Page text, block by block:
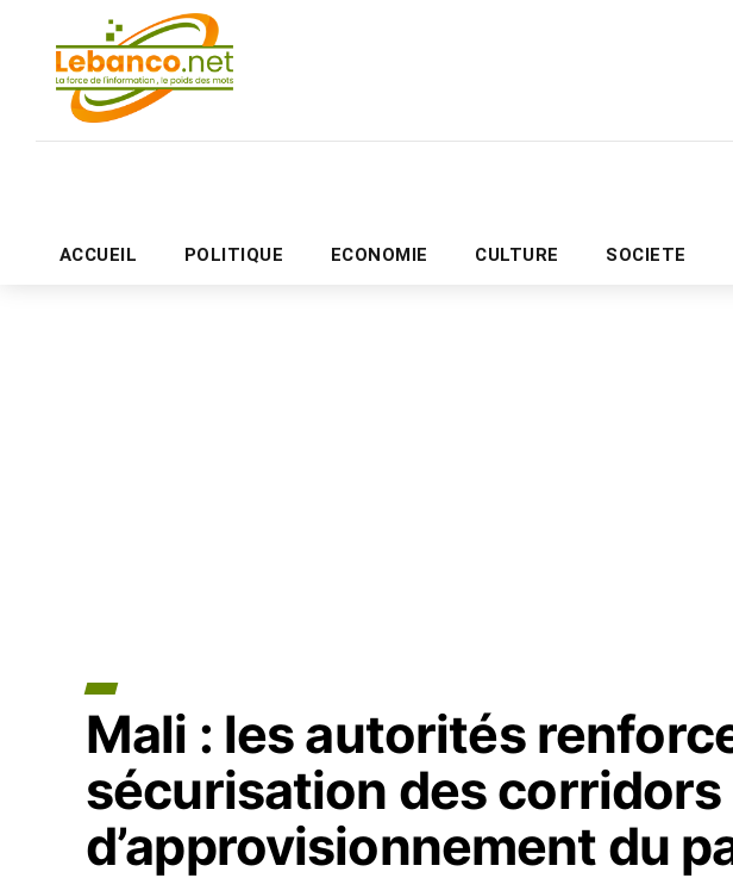
ACCUEIL POLITIQUE ECONOMIE CULTURE SOCIETE
Mali : les autorités
sécurisation des corridors
d’approvisionnement du